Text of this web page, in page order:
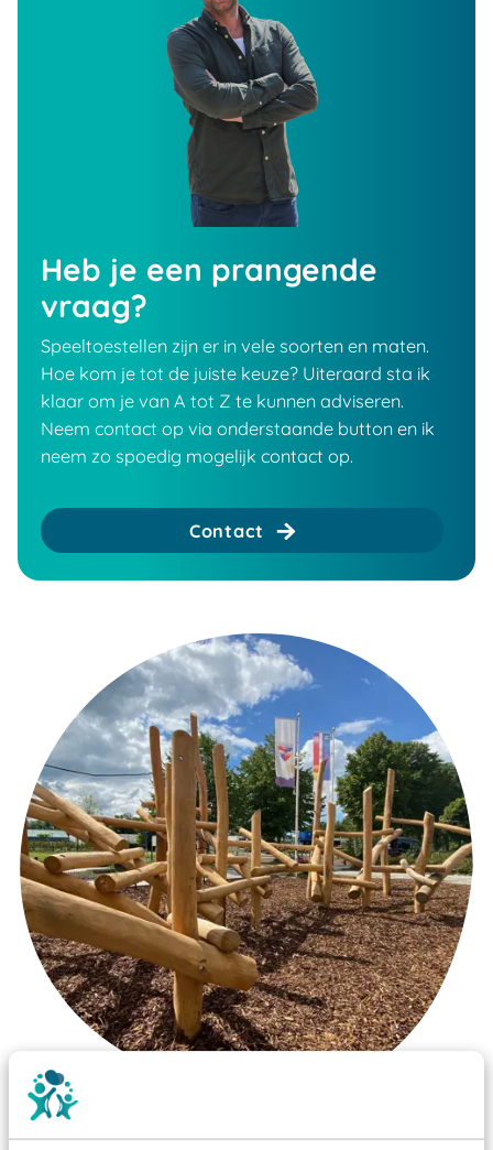
Heb je een prangende
vraag?
Speeltoestellen zijn er in vele soorten en maten.
Hoe kom je tot de juiste keuze? Uiteraard sta ik
klaar om je van A tot Z te kunnen adviseren.
Neem contact op via onderstaande button en ik
neem zo spoedig mogelijk contact op.
Contact
Wist je dat: